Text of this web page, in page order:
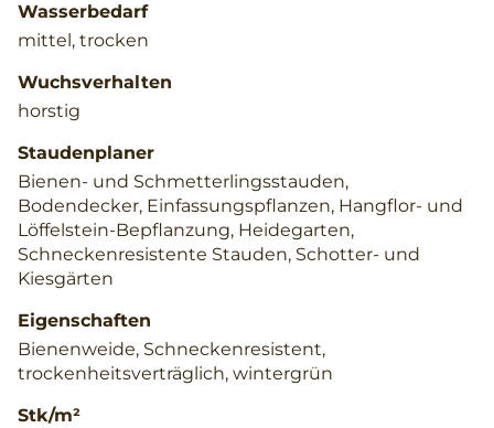
Wasserbedarf
mittel, trocken
Wuchsverhalten
horstig
Staudenplaner
Bienen- und Schmetterlingsstauden,
Bodendecker, Einfassungspflanzen, Hangflor- und
Löffelstein-Bepflanzung, Heidegarten,
Schneckenresistente Stauden, Schotter- und
Kiesgärten
Eigenschaften
Bienenweide, Schneckenresistent,
trockenheitsverträglich, wintergrün
Stk/m²